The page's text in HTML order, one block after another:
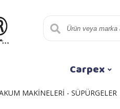
Carpex
MAKİNELERİ - SÜPÜRGELER